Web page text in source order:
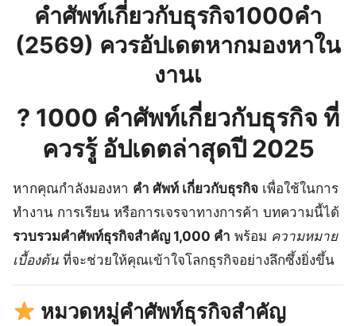
คําศัพท์เกี่ยวกับธุรกิจ1000คำ
(2569) ควรอัปเดตหากมองหาใน
งานเ
? 1000 คำศัพท์เกี่ยวกับธุรกิจ ที่
ควรรู้ อัปเดตล่าสุดปี 2025
หากคุณกำลังมองหา คํา ศัพท์ เกี่ยวกับธุรกิจ เพื่อใช้ในการ
ทำงาน การเรียน หรือการเจรจาทางการค้า บทความนี้ได้
รวบรวมคำศัพท์ธุรกิจสำคัญ 1,000 คำ พร้อม ความหมาย
เบื้องต้น ที่จะช่วยให้คุณเข้าใจโลกธุรกิจอย่างลึกซึ้งยิ่งขึ้น
หมวดหมู่คำศัพท์ธุรกิจสำคัญ